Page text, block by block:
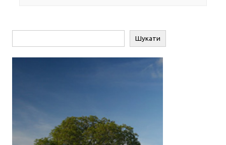
Шукати